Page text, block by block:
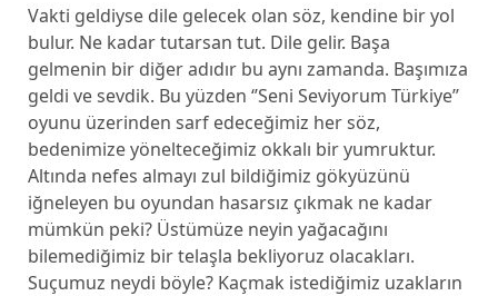
Vakti geldiyse dile gelecek olan söz, kendine bir yol
bulur. Ne kadar tutarsan tut. Dile gelir. Başa
gelmenin bir diğer adıdır bu aynı zamanda. Başımıza
geldi ve sevdik. Bu yüzden ‘’Seni Seviyorum Türkiye’’
oyunu üzerinden sarf edeceğimiz her söz,
bedenimize yönelteceğimiz okkalı bir yumruktur.
Altında nefes almayı zul bildiğimiz gökyüzünü
iğneleyen bu oyundan hasarsız çıkmak ne kadar
mümkün peki? Üstümüze neyin yağacağını
bilemediğimiz bir telaşla bekliyoruz olacakları.
Suçumuz neydi böyle? Kaçmak istediğimiz uzakların